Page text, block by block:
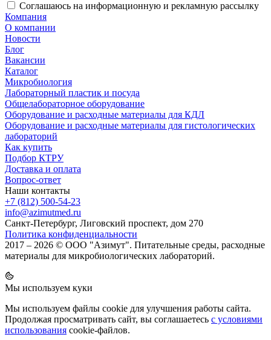
Соглашаюсь на информационную и рекламную рассылку
Компания
О компании
Новости
Блог
Вакансии
Каталог
Микробиология
Лабораторный пластик и посуда
Общелабораторное оборудование
Оборудование и расходные материалы для КДЛ
Оборудование и расходные материалы для гистологических
лабораторий
Как купить
Подбор КТРУ
Доставка и оплата
Вопрос-ответ
Наши контакты
+7 (812) 500-54-23
info@azimutmed.ru
Санкт-Петербург, Лиговский проспект, дом 270
Политика конфиденциальности
2017 – 2026 © ООО "Азимут". Питательные среды, расходные
материалы для микробиологических лабораторий.
Мы используем куки
Мы используем файлы cookie для улучшения работы сайта.
Продолжая просматривать сайт, вы соглашаетесь с условиями
использования cookie-файлов.